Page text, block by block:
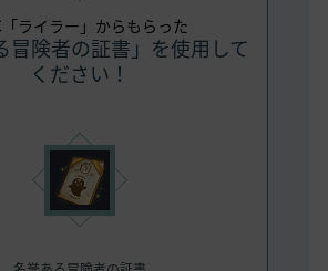
「ライラー」からもらった
冒険者の証書」を使用して
ください！